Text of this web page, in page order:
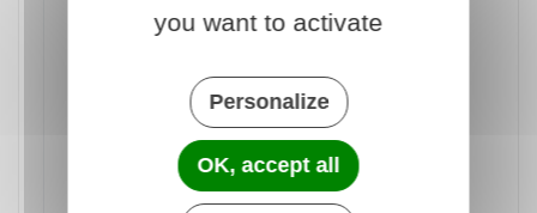
acceptez
préfet
choisisse
votre
locataire
you want to activate
Personalize
OK, accept all